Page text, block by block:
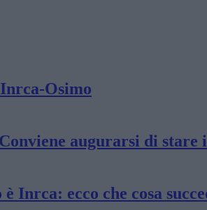
Osimo
augurarsi di stare
Inrca: ecco che cosa